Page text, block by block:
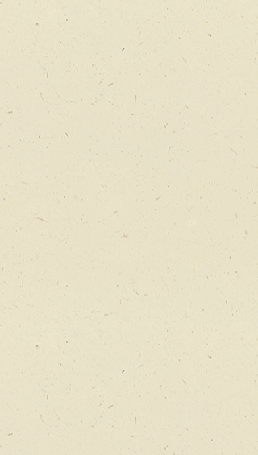
הדייג ודג הזהב
הסיפור
עם
בובות
חצופות